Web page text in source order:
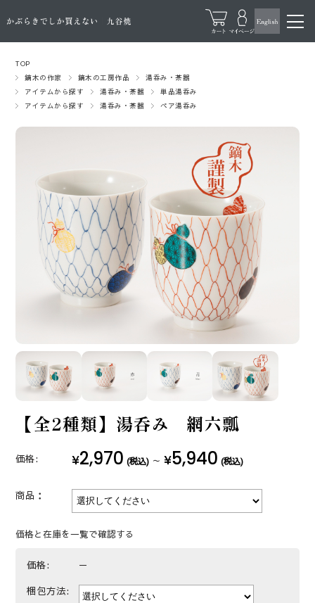
TOP
鏑木の作家
鏑木の工房作品
湯呑み・茶器
アイテムから探す
湯呑み・茶器
単品湯呑み
アイテムから探す
湯呑み・茶器 ペア湯呑み
【全2種類】湯呑み 網六瓢
価格: ¥2,970 (税込) ～ ¥5,940 (税込)
商品：
価格と在庫を一覧で確認する
価格: －
梱包方法: